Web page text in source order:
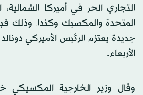
التجاري الحر في أميركا الشمالية،
المتحدة والمكسيك وكندا، وذلك
جديدة يعتزم الرئيس الأميركي
الأربعاء.
وقال وزير الخارجية المكسيكي